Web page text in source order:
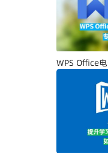
WPS Office